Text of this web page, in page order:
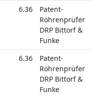
6.36
Patent-
Röhrenprüfer
DRP Bittorf &
Funke
6.36
Patent-
Röhrenprüfer
DRP Bittorf &
Funke